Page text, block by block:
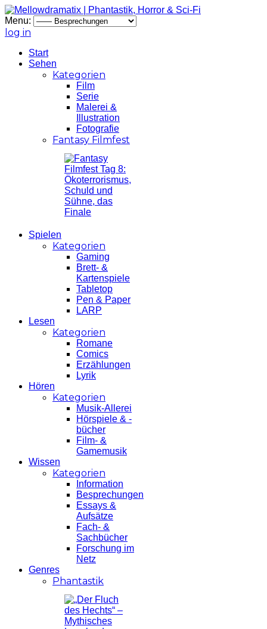
Menu:
log in
Start
Sehen
Kategorien
Film
Serie
Malerei &
Illustration
Fotografie
Fantasy Filmfest
Spielen
Kategorien
Gaming
Brett- &
Kartenspiele
Tabletop
Pen & Paper
LARP
Lesen
Kategorien
Romane
Comics
Erzählungen
Lyrik
Hören
Kategorien
Musik-Allerei
Hörspiele & -
bücher
Film- &
Gamemusik
Wissen
Kategorien
Information
Besprechungen
Essays &
Aufsätze
Fach- &
Sachbücher
Forschung im
Netz
Genres
Phantastik